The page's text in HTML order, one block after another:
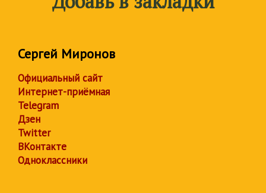
Сергей Миронов
Официальный сайт
Интернет-приёмная
Telegram
Дзен
Twitter
ВКонтакте
Одноклассники